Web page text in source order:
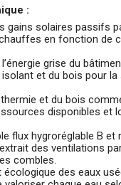
:
gains solaires passifs
en fonction de
grise du
et du bois pour
et du bois
disponibles et
flux hygroréglable B et
des ventilations
combles.
des eaux